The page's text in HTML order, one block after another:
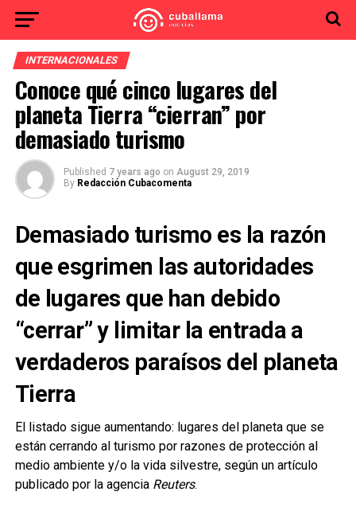
INTERNACIONALES
Conoce qué cinco lugares del
planeta Tierra “cierran” por
demasiado turismo
Published 7 years ago on August 29, 2019
By Redacción Cubacomenta
Demasiado turismo es la razón
que esgrimen las autoridades
de lugares que han debido
“cerrar” y limitar la entrada a
verdaderos paraísos del planeta
Tierra
El listado sigue aumentando: lugares del planeta que se
están cerrando al turismo por razones de protección al
medio ambiente y/o la vida silvestre, según un artículo
publicado por la agencia Reuters.